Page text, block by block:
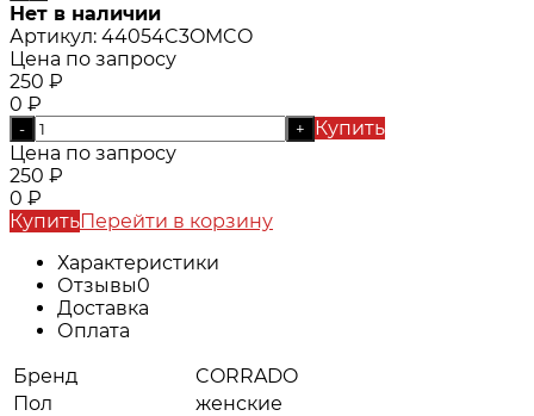
Нет в наличии
Артикул: 44054C3OMCO
Цена по запросу
250 ₽
0 ₽
- +
Купить
Цена по запросу
250 ₽
0 ₽
КупитьПерейти в корзину
Характеристики
Отзывы0
Доставка
Оплата
Бренд
CORRADO
Пол
женские